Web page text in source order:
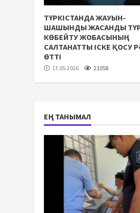
ТҮРКІСТАНДА ЖАУЫН-
ШАШЫНДЫ ЖАСАНДЫ
КӨБЕЙТУ ЖОБАСЫНЫҢ
САЛТАНАТТЫ ІСКЕ ҚОСУ
ӨТТІ
17.05.2026 21058
ЕҢ ТАНЫМАЛ